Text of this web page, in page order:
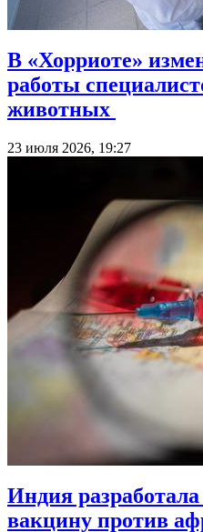
В «Хорриоте»
работы
животных
23 июля 2026, 19:27
Индия
вакцину против